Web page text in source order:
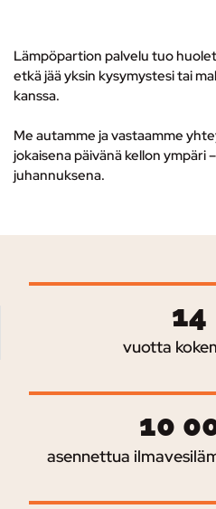
Lämpöpartion palvelu tuo
etkä jää yksin kysymystesi tai
kanssa.
Me autamme ja vastaamme
jokaisena päivänä kellon ympäri
juhannuksena.
14
vuotta
10
asennettua